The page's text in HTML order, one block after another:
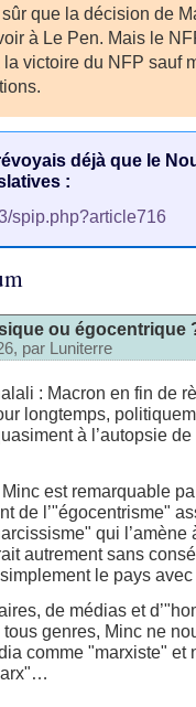
que la décision de
à Le Pen. Mais le
victoire du NFP sauf
déjà que le
:
spip.php?article716
ou égocentrique
par Luniterre
: Macron en fin de
longtemps,
à l’autopsie
est remarquable
de l’"égocentrisme"
qui l’amène
autrement sans
simplement le pays
de médias et
genres, Minc ne
comme "marxiste" et